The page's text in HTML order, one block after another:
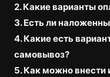
2. Какие варианты
3. Есть ли
4. Какие есть
самовывоз?
5. Как можно внести